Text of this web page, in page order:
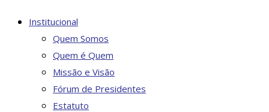
Institucional
Quem Somos
Quem é Quem
Missão e Visão
Fórum de Presidentes
Estatuto